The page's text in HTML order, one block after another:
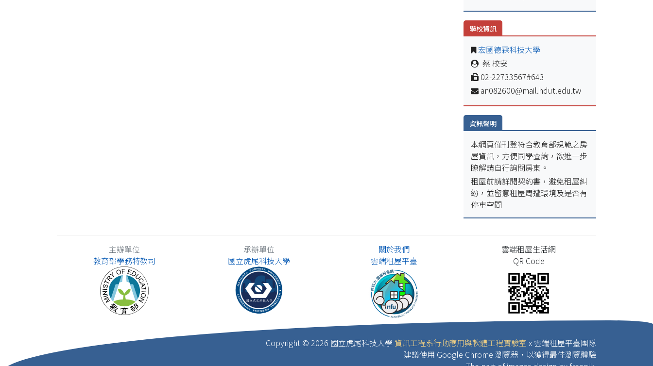
學校資訊
宏國德霖科技大學
蔡 校安
02-22733567#643
an082600@mail.hdut.edu.tw
資訊聲明
本網頁僅刊登符合教育部規範之房
屋資訊，方便同學查詢，欲進一步
瞭解請自行詢問房東。
租屋前請詳閱契約書，避免租屋糾
紛，並留意租屋周遭環境及是否有
停車空間
主辦單位
教育部學務特教司
承辦單位
國立虎尾科技大學
關於我們
雲端租屋平臺
雲端租屋生活網
QR Code
Copyright © 2026 國立虎尾科技大學 資訊工程系行動應用與軟體工程實驗室 x 雲端租屋平臺團隊
建議使用 Google Chrome 瀏覽器，以獲得最佳瀏覽體驗